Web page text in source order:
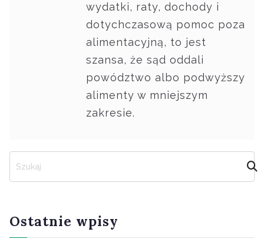
wydatki, raty, dochody i
dotychczasową pomoc poza
alimentacyjną, to jest
szansa, że sąd oddali
powództwo albo podwyższy
alimenty w mniejszym
zakresie.
a
Ostatnie wpisy